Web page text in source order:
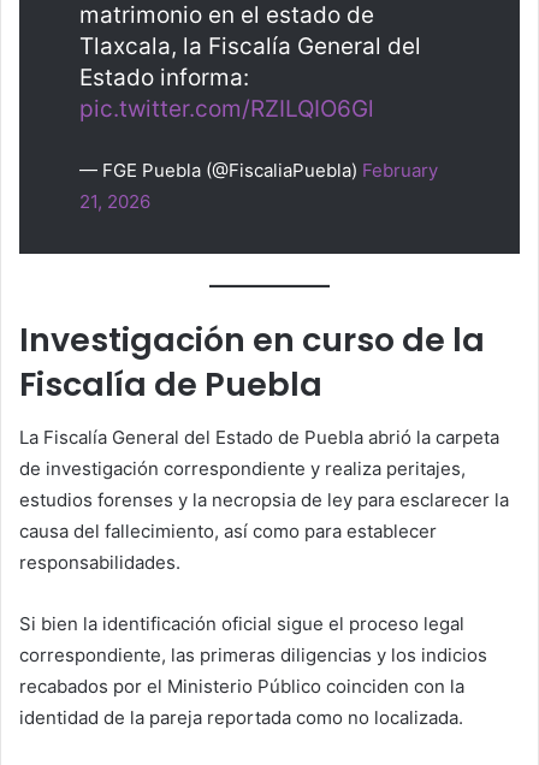
matrimonio en el estado de
Tlaxcala, la Fiscalía General del
Estado informa:
pic.twitter.com/RZILQIO6Gl
— FGE Puebla (@FiscaliaPuebla) February
21, 2026
Investigación en curso de la
Fiscalía de Puebla
La Fiscalía General del Estado de Puebla abrió la carpeta
de investigación correspondiente y realiza peritajes,
estudios forenses y la necropsia de ley para esclarecer la
causa del fallecimiento, así como para establecer
responsabilidades.
Si bien la identificación oficial sigue el proceso legal
correspondiente, las primeras diligencias y los indicios
recabados por el Ministerio Público coinciden con la
identidad de la pareja reportada como no localizada.